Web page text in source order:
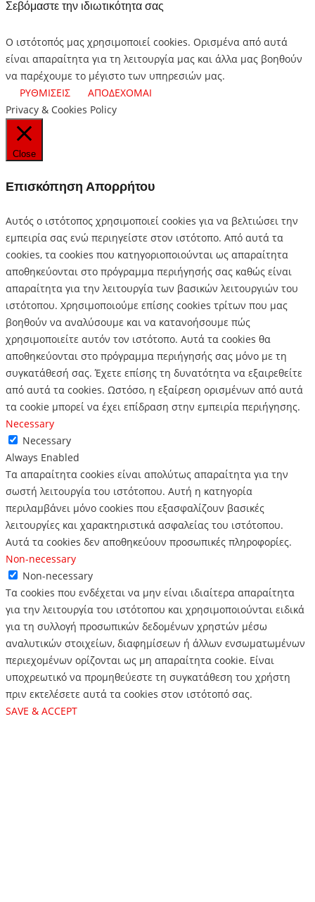
Σεβόμαστε την ιδιωτικότητα σας
Ο ιστότοπός μας χρησιμοποιεί cookies. Ορισμένα από αυτά
είναι απαραίτητα για τη λειτουργία μας και άλλα μας βοηθούν
να παρέχουμε το μέγιστο των υπηρεσιών μας.
ΡΥΘΜΙΣΕΙΣ
ΑΠΟΔΕΧΟΜΑΙ
Privacy & Cookies Policy
Close
Επισκόπηση Απορρήτου
Αυτός ο ιστότοπος χρησιμοποιεί cookies για να βελτιώσει την
εμπειρία σας ενώ περιηγείστε στον ιστότοπο. Από αυτά τα
cookies, τα cookies που κατηγοριοποιούνται ως απαραίτητα
αποθηκεύονται στο πρόγραμμα περιήγησής σας καθώς είναι
απαραίτητα για την λειτουργία των βασικών λειτουργιών του
ιστότοπου. Χρησιμοποιούμε επίσης cookies τρίτων που μας
βοηθούν να αναλύσουμε και να κατανοήσουμε πώς
χρησιμοποιείτε αυτόν τον ιστότοπο. Αυτά τα cookies θα
αποθηκεύονται στο πρόγραμμα περιήγησής σας μόνο με τη
συγκατάθεσή σας. Έχετε επίσης τη δυνατότητα να εξαιρεθείτε
από αυτά τα cookies. Ωστόσο, η εξαίρεση ορισμένων από αυτά
τα cookie μπορεί να έχει επίδραση στην εμπειρία περιήγησης.
Necessary
Necessary
Always Enabled
Τα απαραίτητα cookies είναι απολύτως απαραίτητα για την
σωστή λειτουργία του ιστότοπου. Αυτή η κατηγορία
περιλαμβάνει μόνο cookies που εξασφαλίζουν βασικές
λειτουργίες και χαρακτηριστικά ασφαλείας του ιστότοπου.
Αυτά τα cookies δεν αποθηκεύουν προσωπικές πληροφορίες.
Non-necessary
Non-necessary
Τα cookies που ενδέχεται να μην είναι ιδιαίτερα απαραίτητα
για την λειτουργία του ιστότοπου και χρησιμοποιούνται ειδικά
για τη συλλογή προσωπικών δεδομένων χρηστών μέσω
αναλυτικών στοιχείων, διαφημίσεων ή άλλων ενσωματωμένων
περιεχομένων ορίζονται ως μη απαραίτητα cookie. Είναι
υποχρεωτικό να προμηθεύεστε τη συγκατάθεση του χρήστη
πριν εκτελέσετε αυτά τα cookies στον ιστότοπό σας.
SAVE & ACCEPT